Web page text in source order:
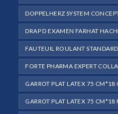
DOPPELHERZ SYSTEM
DRAP D EXAMEN FARHAT
FAUTEUIL ROULANT STANDARD
FORTE PHARMA EXPERT
GARROT PLAT LATEX 75 CM*18
GARROT PLAT LATEX 75 CM*18